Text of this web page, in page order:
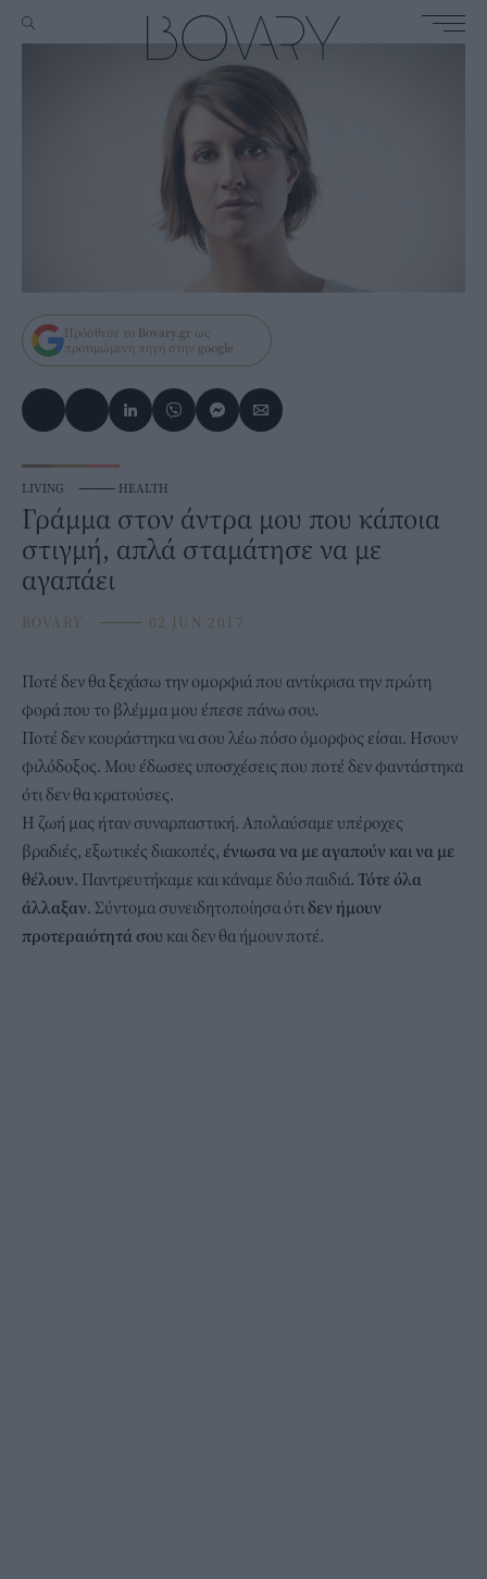
Πρόσθεσε το Bovary.gr ως
προτιμώμενη πηγή στην google
LIVING ⸻ HEALTH
Γράμμα στον άντρα μου που κάποια
στιγμή, απλά σταμάτησε να με
αγαπάει
BOVARY ⸻ 02 JUN 2017
Ποτέ δεν θα ξεχάσω την ομορφιά που αντίκρισα την πρώτη
φορά που το βλέμμα μου έπεσε πάνω σου.
Ποτέ δεν κουράστηκα να σου λέω πόσο όμορφος είσαι. Ησουν
φιλόδοξος. Μου έδωσες υποσχέσεις που ποτέ δεν φαντάστηκα
ότι δεν θα κρατούσες.
Η ζωή μας ήταν συναρπαστική. Απολαύσαμε υπέροχες
βραδιές, εξωτικές διακοπές, ένιωσα να με αγαπούν και να με
θέλουν. Παντρευτήκαμε και κάναμε δύο παιδιά. Τότε όλα
άλλαξαν. Σύντομα συνειδητοποίησα ότιδεν ήμουν
προτεραιότητά σου και δεν θα ήμουν ποτέ.